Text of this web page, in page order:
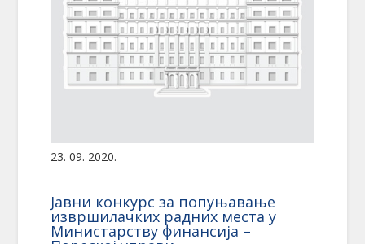
23. 09. 2020.
Јавни конкурс за попуњавање
извршилачких радних места у
Министарству финансија –